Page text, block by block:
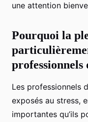
une attention
Pourquoi la
professionnels
Les professionnels
exposés au stress,
importantes qu’ils